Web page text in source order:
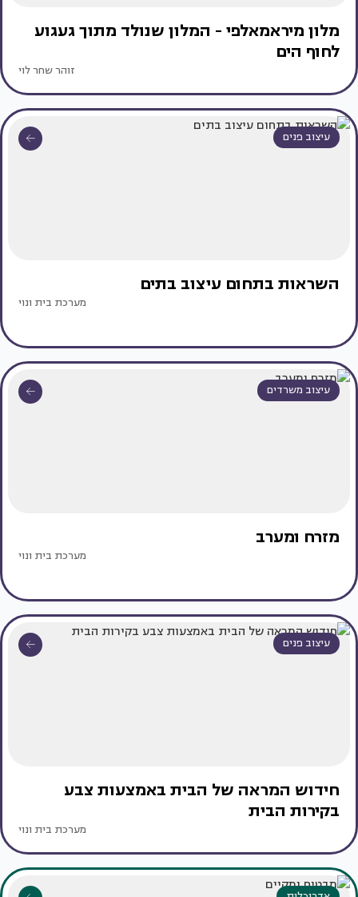
מלון מיראמאלפי - המלון שנולד מתוך געגוע
לחוף הים
זוהר שחר לוי
עיצוב פנים
השראות בתחום עיצוב בתים
מערכת בית ונוי
עיצוב משרדים
מזרח ומערב
מערכת בית ונוי
עיצוב פנים
חידוש המראה של הבית באמצעות צבע
בקירות הבית
מערכת בית ונוי